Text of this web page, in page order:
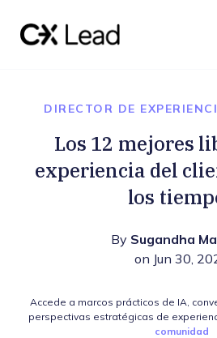
DIRECTOR DE
Los 12 mejores
experiencia del
los
By Sugandha
on Jun 30,
Accede a marcos prácticos de IA,
perspectivas estratégicas de
comunidad